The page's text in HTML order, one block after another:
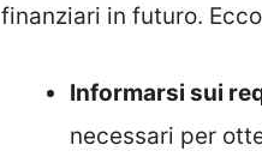
finanziari in futuro.
Informarsi sui
necessari per